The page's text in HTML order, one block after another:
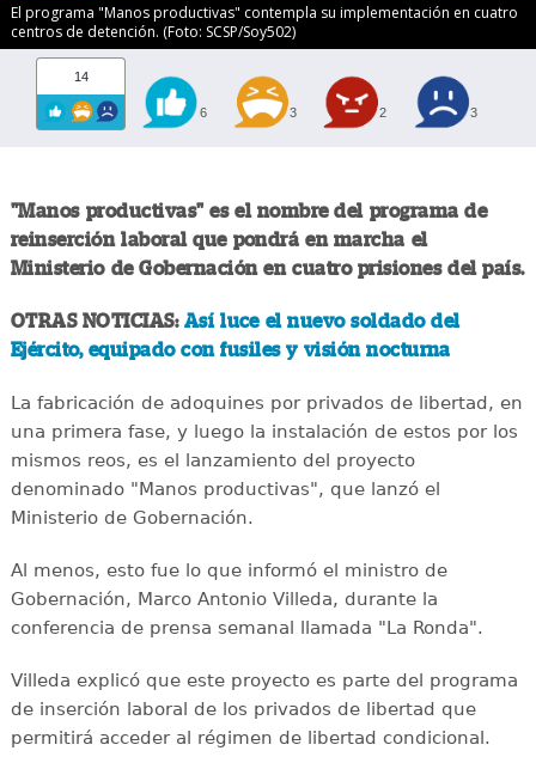
El programa "Manos productivas" contempla su implementación en cuatro
centros de detención. (Foto: SCSP/Soy502)
14
6 3 2 3
"Manos productivas" es el nombre del programa de
reinserción laboral que pondrá en marcha el
Ministerio de Gobernación en cuatro prisiones del país.
OTRAS NOTICIAS: Así luce el nuevo soldado del
Ejército, equipado con fusiles y visión nocturna
La fabricación de adoquines por privados de libertad, en
una primera fase, y luego la instalación de estos por los
mismos reos, es el lanzamiento del proyecto
denominado "Manos productivas", que lanzó el
Ministerio de Gobernación.
Al menos, esto fue lo que informó el ministro de
Gobernación, Marco Antonio Villeda, durante la
conferencia de prensa semanal llamada "La Ronda".
Villeda explicó que este proyecto es parte del programa
de inserción laboral de los privados de libertad que
permitirá acceder al régimen de libertad condicional.